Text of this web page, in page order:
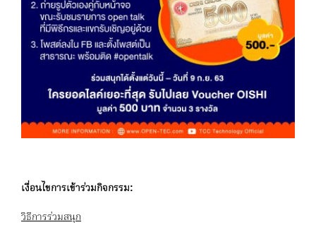
เงื่อนไขการเข้าร่วมกิจกรรม:
วิธีการร่วมสนุก